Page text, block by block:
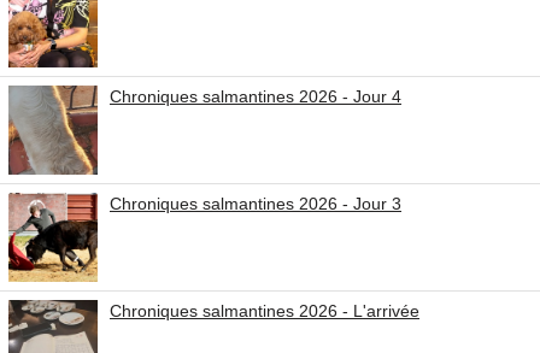
Chroniques salmantines 2026 - Jour 4
Chroniques salmantines 2026 - Jour 3
Chroniques salmantines 2026 - L'arrivée